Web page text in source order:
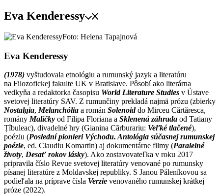
Eva Kenderessy
Foto: Helena Tapajnová
Eva Kenderessy
(1978) vyštudovala etnológiu a rumunský jazyk a literatúru
na Filozofickej fakulte UK v Bratislave. Pôsobí ako literárna
vedkyňa a redaktorka časopisu World Literature Studies v Ústave
svetovej literatúry SAV. Z rumunčiny prekladá najmä prózu (zbierky
Nostalgia, Melanchólia a román Solenoid do Mirceu Cărtăresca,
romány Malíčky od Filipa Floriana a Sklenená záhrada od Tatiany
Țîbuleac), divadelné hry (Gianina Cărburariu: Veľké tlačené),
poéziu (Poslední pionieri Východu. Antológia súčasnej rumunskej
poézie, ed. Claudiu Komartin) aj dokumentárne filmy (Paralelné
životy, Desať rokov lásky). Ako zostavovateľka v roku 2017
pripravila číslo Revue svetovej literatúry venované po rumunsky
písanej literatúre z Moldavskej republiky. S Janou Páleníkovou sa
podieľala na príprave čísla Verzie venovaného rumunskej krátkej
próze (2022).